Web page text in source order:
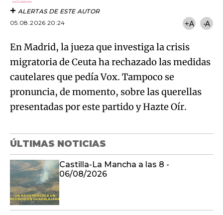
ALERTAS DE ESTE AUTOR
05.08.2026 20:24
+A -A
En Madrid, la jueza que investiga la crisis
migratoria de Ceuta ha rechazado las medidas
cautelares que pedía Vox. Tampoco se
pronuncia, de momento, sobre las querellas
presentadas por este partido y Hazte Oír.
ÚLTIMAS NOTICIAS
Castilla-La Mancha a las 8 -
06/08/2026